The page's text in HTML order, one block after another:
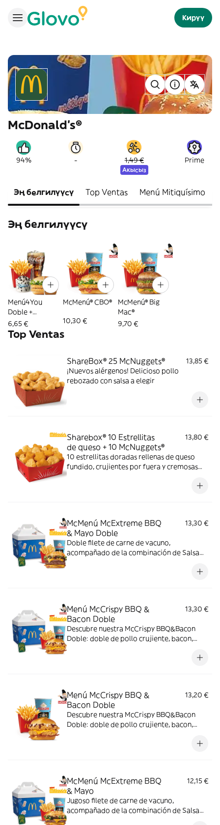
Кирүү
McDonald's®
94% - 1,49 €
Акысыз
Prime
Эң белгилүүсү Top Ventas Menú Mitiquísimo
Эң белгилүүсү
Menú4You
Doble +
Complemento
6,65 €
McMenú® CBO®
10,30 €
McMenú® Big
Mac®
9,70 €
Top Ventas
ShareBox® 25 McNuggets®
13,85 €
¡Nuevos alérgenos! Delicioso pollo
rebozado con salsa a elegir
Sharebox® 10 Estrellitas
de queso + 10 McNuggets®
13,80 €
10 estrellitas doradas rellenas de queso
fundido, crujientes por fuera y cremosas
McMenú McExtreme BBQ
& Mayo Doble
13,30 €
Doble filete de carne de vacuno,
acompañado de la combinación de Salsa
doble de cheddar, lechuga fresca y tiras de
Menú McCrispy BBQ &
Bacon Doble
13,30 €
Descubre nuestra McCrispy BBQ&Bacon
Doble: doble de pollo crujiente, bacon,
Menú McCrispy BBQ &
Bacon Doble
13,20 €
Descubre nuestra McCrispy BBQ&Bacon
Doble: doble de pollo crujiente, bacon,
McMenú McExtreme BBQ
& Mayo
12,15 €
Jugoso filete de carne de vacuno,
acompañado de la combinación de Salsa